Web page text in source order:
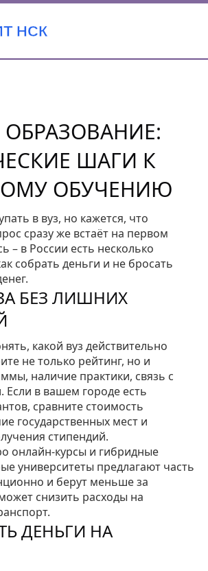
ШАГИ К
ОБУЧЕНИЮ
в вуз, но кажется, что
сразу же встаёт на первом
– в России есть несколько
собрать деньги и не бросать
БЕЗ ЛИШНИХ
какой вуз действительно
не только рейтинг, но и
наличие практики, связь с
Если в вашем городе есть
сравните стоимость
государственных мест и
стипендий.
онлайн‑курсы и гибридные
университеты предлагают часть
и берут меньше за
снизить расходы на
ДЕНЬГИ НА